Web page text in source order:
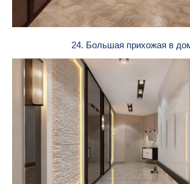
24. Большая прихожая в